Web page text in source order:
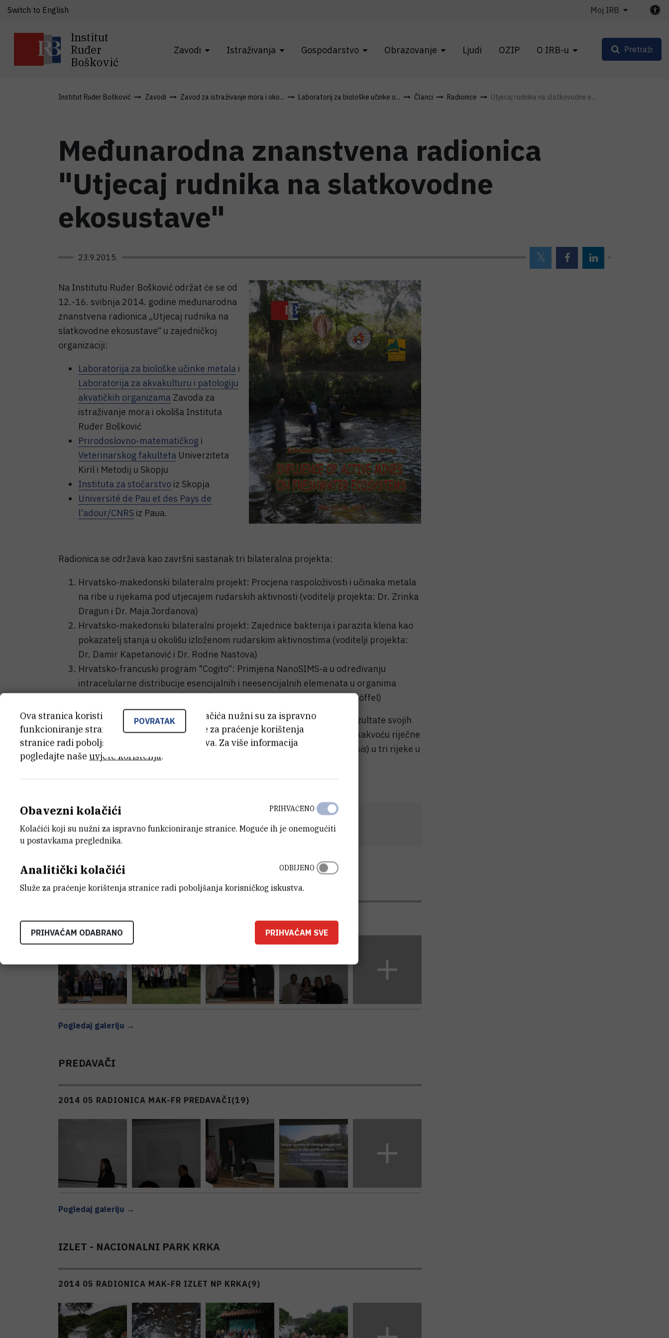
Institut
Ruđer
Bošković
Zavodi Istraživanja Gospodarstvo Obrazovanje Ljudi OZIP O IRB-u
Switch to English Moj IRB
Pretraži
Institut Ruđer Bošković Zavodi Zavod za istraživanje mora i oko... Laboratorij za biološke učinke o... Članci Radionice Utjecaj rudnika na slatkovodne e...
Međunarodna znanstvena radionica
"Utjecaj rudnika na slatkovodne
ekosustave"
23.9.2015.
Na Institutu Ruđer Bošković održat će se od
12.-16. svibnja 2014. godine međunarodna
znanstvena radionica „Utjecaj rudnika na
slatkovodne ekosustave“ u zajedničkoj
organizaciji:
Laboratorija za biološke učinke metala i
Laboratorija za akvakulturu i patologiju
akvatičkih organizama Zavoda za
istraživanje mora i okoliša Instituta
Ruđer Bošković
Prirodoslovno-matematičkog i
Veterinarskog fakulteta Univerziteta
Kiril i Metodij u Skopju
Instituta za stočarstvo iz Skopja
Université de Pau et des Pays de
l'adour/CNRS iz Paua.
Radionica se održava kao završni sastanak tri bilateralna projekta:
Hrvatsko-makedonski bilateralni projekt: Procjena raspoloživosti i učinaka metala
na ribe u rijekama pod utjecajem rudarskih aktivnosti (voditelji projekta: Dr. Zrinka
Dragun i Dr. Maja Jordanova)
Hrvatsko-makedonski bilateralni projekt: Zajednice bakterija i parazita klena kao
pokazatelj stanja u okolišu izloženom rudarskim aktivnostima (voditelji projekta:
Dr. Damir Kapetanović i Dr. Rodne Nastova)
Hrvatsko-francuski program "Cogito“: Primjena NanoSIMS-a u određivanju
intracelularne distribucije esencijalnih i neesencijalnih elemenata u organima
nativnih riba (voditelji projekta: Dr. Zrinka Dragun i Dr. Dirk Schaumlöffel)
Na radionici će makedonski, francuski i hrvatski znanstvenici prikazati rezultate svojih
istraživanja utjecaja aktivnih rudnika olova i cinka, Zletovo i Toranica, na kakvoću riječne
vode i na bioindikatorski organizam Vardarskog klena (Squalius vardarensis) u tri rijeke u
sjeveroistočnoj Makedoniji: Bregalnici, Zletovskoj i Krivoj Reci.
Zbornik(493,8 kB)
Fotogalerije:
Pogledaj galeriju →
PREDAVAČI
2014 05 RADIONICA MAK-FR PREDAVAČI(19)
Pogledaj galeriju →
IZLET - NACIONALNI PARK KRKA
2014 05 RADIONICA MAK-FR IZLET NP KRKA(9)
POVRATAK
Ova stranica koristi kolačiće. Neki od tih kolačića nužni su za ispravno
funkcioniranje stranice, dok se drugi koriste za praćenje korištenja
stranice radi poboljšanja korisničkog iskustva. Za više informacija
pogledajte naše uvjete korištenja.
Obavezni kolačići
Kolačići koji su nužni za ispravno funkcioniranje stranice. Moguće ih je onemogućiti
u postavkama preglednika.
PRIHVAĆENO
Analitički kolačići
Služe za praćenje korištenja stranice radi poboljšanja korisničkog iskustva.
ODBIJENO
PRIHVAĆAM ODABRANO PRIHVAĆAM SVE